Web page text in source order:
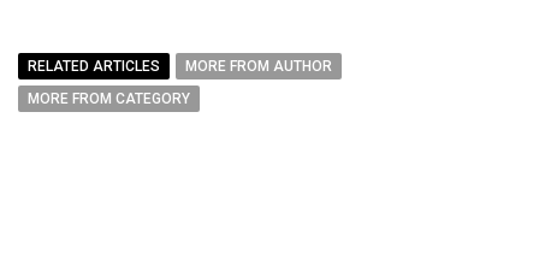
RELATED ARTICLES
MORE FROM AUTHOR
MORE FROM CATEGORY